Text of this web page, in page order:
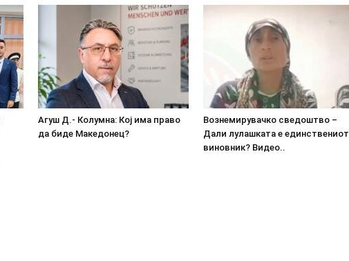
Агуш Д.- Колумна: Кој има право
да биде Македонец?
Вознемирувачко сведоштво –
Дали лулашката е единствениот
виновник? Видео..